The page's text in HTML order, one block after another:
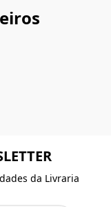
da Livraria